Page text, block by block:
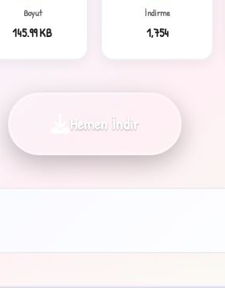
Boyut
145.99 KB
İndirme
1,754
Hemen İndir